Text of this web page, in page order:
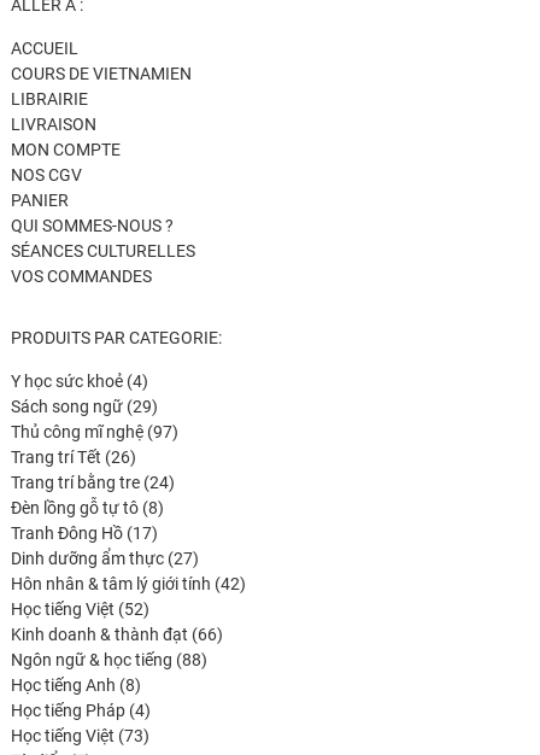
ALLER À :
ACCUEIL
COURS DE VIETNAMIEN
LIBRAIRIE
LIVRAISON
MON COMPTE
NOS CGV
PANIER
QUI SOMMES-NOUS ?
SÉANCES CULTURELLES
VOS COMMANDES
PRODUITS PAR CATEGORIE:
Y học sức khoẻ 44
produits
Sách song ngữ 2929
produits
Thủ công mĩ nghệ 9797
Trang trí Tết 2626
produits
Trang trí bằng tre 2424
Đèn lồng gỗ tự tô 88
produits
Tranh Đông Hồ 1717
produits
Dinh dưỡng ẩm thực 2727
produits
Hôn nhân & tâm lý giới tính 4242
Học tiếng Việt 5252
produits
Kinh doanh & thành đạt 6666
Ngôn ngữ & học tiếng 8888
Học tiếng Anh 88
produits
Học tiếng Pháp 44
produits
Học tiếng Việt 7373